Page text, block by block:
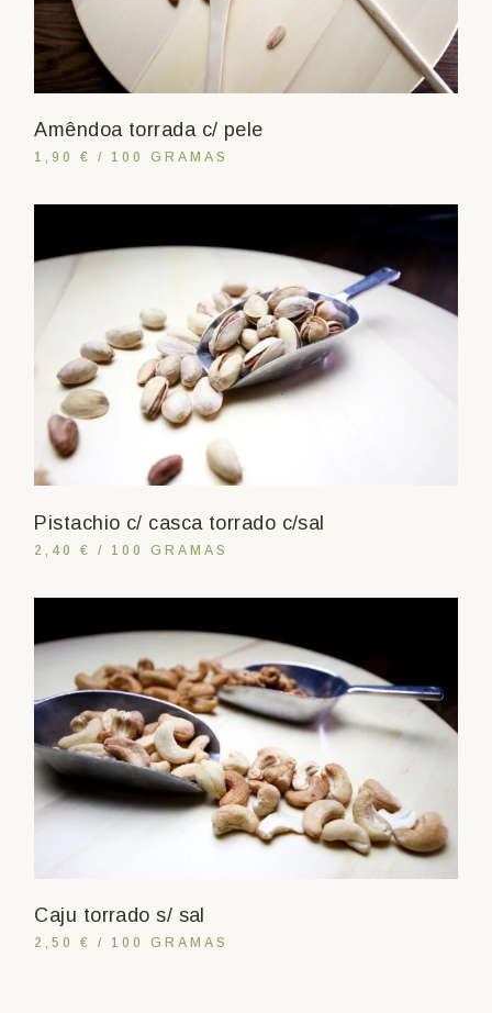
Amêndoa torrada c/ pele
1,90 € / 100 GRAMAS
Pistachio c/ casca torrado c/sal
2,40 € / 100 GRAMAS
Caju torrado s/ sal
2,50 € / 100 GRAMAS